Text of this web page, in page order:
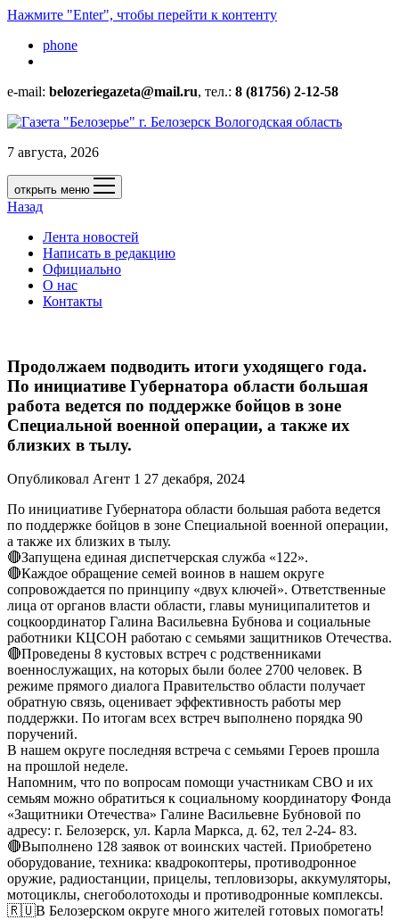
Нажмите "Enter", чтобы перейти к контенту
phone
e-mail: belozeriegazeta@mail.ru, тел.: 8 (81756) 2-12-58
7 августа, 2026
открыть меню
Назад
Лента новостей
Написать в редакцию
Официально
О нас
Контакты
Продолжаем подводить итоги уходящего года.
По инициативе Губернатора области большая
работа ведется по поддержке бойцов в зоне
Специальной военной операции, а также их
близких в тылу.
Опубликовал Агент 1 27 декабря, 2024
По инициативе Губернатора области большая работа ведется
по поддержке бойцов в зоне Специальной военной операции,
а также их близких в тылу.
🔴Запущена единая диспетчерская служба «122».
🔴Каждое обращение семей воинов в нашем округе
сопровождается по принципу «двух ключей». Ответственные
лица от органов власти области, главы муниципалитетов и
соцкоординатор Галина Васильевна Бубнова и социальные
работники КЦСОН работаю с семьями защитников Отечества.
🔴Проведены 8 кустовых встреч с родственниками
военнослужащих, на которых были более 2700 человек. В
режиме прямого диалога Правительство области получает
обратную связь, оценивает эффективность работы мер
поддержки. По итогам всех встреч выполнено порядка 90
поручений.
В нашем округе последняя встреча с семьями Героев прошла
на прошлой неделе.
Напомним, что по вопросам помощи участникам СВО и их
семьям можно обратиться к социальному координатору Фонда
«Защитники Отечества» Галине Васильевне Бубновой по
адресу: г. Белозерск, ул. Карла Маркса, д. 62, тел 2-24- 83.
🔴Выполнено 128 заявок от воинских частей. Приобретено
оборудование, техника: квадрокоптеры, противодронное
оружие, радиостанции, прицелы, тепловизоры, аккумуляторы,
мотоциклы, снегоболотоходы и противодронные комплексы.
🇷🇺В Белозерском округе много жителей готовых помогать!